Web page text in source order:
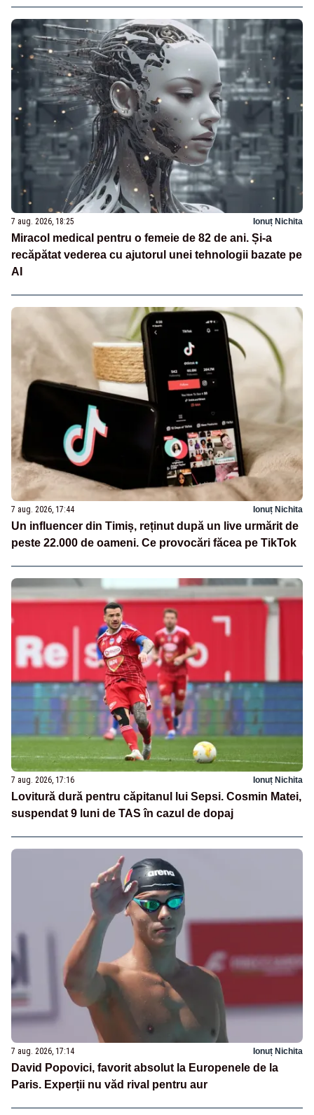
7 aug. 2026, 18:25 Ionuț Nichita
Miracol medical pentru o femeie de 82 de ani. Și-a
recăpătat vederea cu ajutorul unei tehnologii bazate pe
AI
7 aug. 2026, 17:44 Ionuț Nichita
Un influencer din Timiș, reținut după un live urmărit de
peste 22.000 de oameni. Ce provocări făcea pe TikTok
7 aug. 2026, 17:16 Ionuț Nichita
Lovitură dură pentru căpitanul lui Sepsi. Cosmin Matei,
suspendat 9 luni de TAS în cazul de dopaj
7 aug. 2026, 17:14 Ionuț Nichita
David Popovici, favorit absolut la Europenele de la
Paris. Experții nu văd rival pentru aur